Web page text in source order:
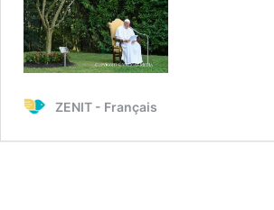
ZENIT - Français